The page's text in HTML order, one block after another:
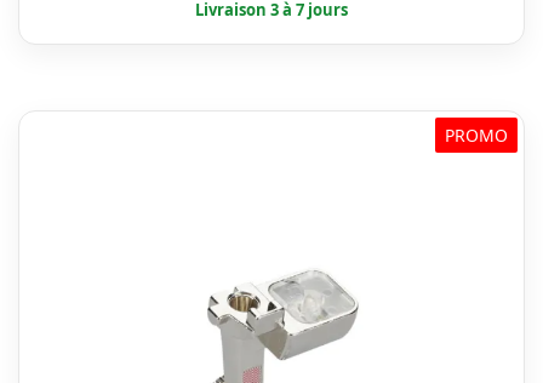
était :
€ 58,50.
est :
€ 46,00.
PROMO